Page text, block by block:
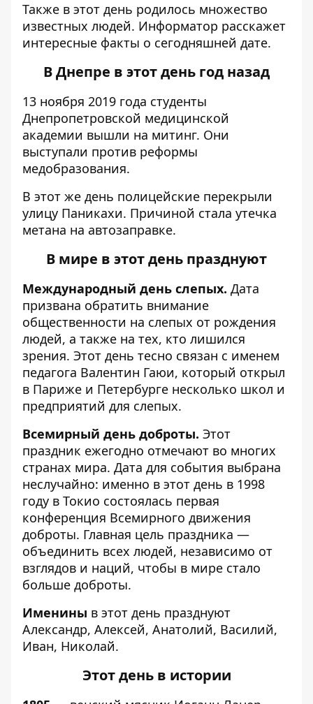
Также в этот день родилось множество
известных людей. Информатор расскажет
интересные факты о сегодняшней дате.
В Днепре в этот день год назад
13 ноября 2019 года студенты
Днепропетровской медицинской
академии вышли на митинг. Они
выступали против реформы
медобразования.
В этот же день полицейские перекрыли
улицу Паникахи. Причиной стала утечка
метана на автозаправке.
В мире в этот день празднуют
Международный день слепых. Дата
призвана обратить внимание
общественности на слепых от рождения
людей, а также на тех, кто лишился
зрения. Этот день тесно связан с именем
педагога Валентин Гаюи, который открыл
в Париже и Петербурге несколько школ и
предприятий для слепых.
Всемирный день доброты. Этот
праздник ежегодно отмечают во многих
странах мира. Дата для события выбрана
неслучайно: именно в этот день в 1998
году в Токио состоялась первая
конференция Всемирного движения
доброты. Главная цель праздника —
объединить всех людей, независимо от
взглядов и наций, чтобы в мире стало
больше доброты.
Именины в этот день празднуют
Александр, Алексей, Анатолий, Василий,
Иван, Николай.
Этот день в истории